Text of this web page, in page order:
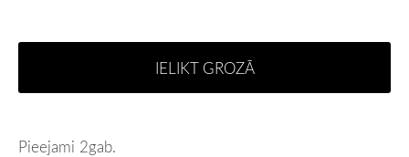
IELIKT GROZĀ
Pieejami 2gab.